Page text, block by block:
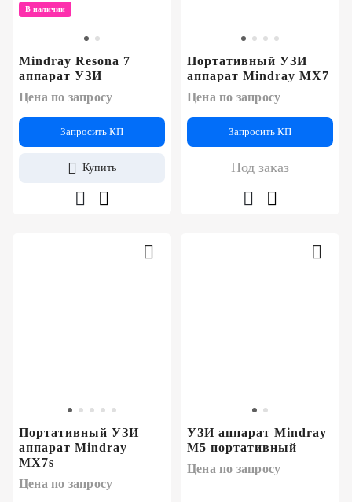
В наличии
Mindray Resona 7
аппарат УЗИ
Цена по запросу
Запросить КП
Купить
Портативный УЗИ
аппарат Mindray MX7
Цена по запросу
Запросить КП
Под заказ
Портативный УЗИ
аппарат Mindray
MX7s
Цена по запросу
УЗИ аппарат Mindray
M5 портативный
Цена по запросу